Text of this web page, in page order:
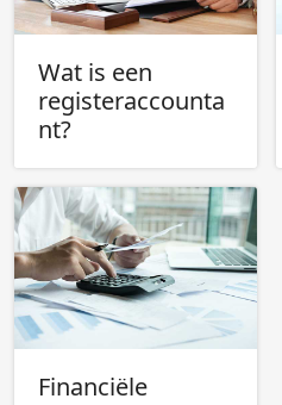
Wat is een
registeraccounta
nt?
Financiële